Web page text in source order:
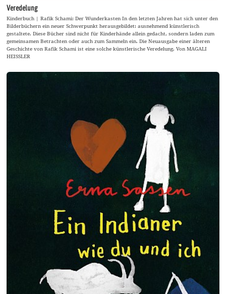
Veredelung
Kinderbuch | Rafik Schami: Der Wunderkasten In den letzten Jahren hat sich unter den
Bilderbüchern ein neuer Schwerpunkt herausgebildet: ausnehmend künstlerisch
gestaltete. Diese Bücher sind nicht für Kinderhände allein gedacht, sondern laden zum
gemeinsamen Betrachten oder auch zum Sammeln ein. Die Neuausgabe einer älteren
Geschichte von Rafik Schami ist eine solche künstlerische Veredelung. Von MAGALI
HEISSLER